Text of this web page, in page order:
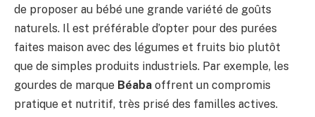
de proposer au bébé une grande variété de goûts
naturels. Il est préférable d’opter pour des purées
faites maison avec des légumes et fruits bio plutôt
que de simples produits industriels. Par exemple, les
gourdes de marque Béaba offrent un compromis
pratique et nutritif, très prisé des familles actives.